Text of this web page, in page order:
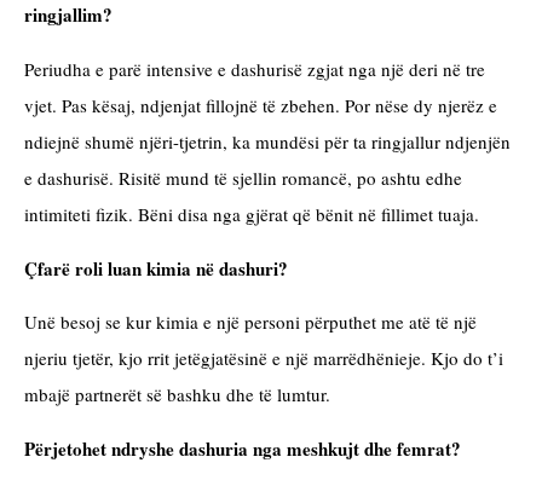
ringjallim?
Periudha e parë intensive e dashurisë zgjat nga një deri në tre
vjet. Pas kësaj, ndjenjat fillojnë të zbehen. Por nëse dy njerëz e
ndiejnë shumë njëri-tjetrin, ka mundësi për ta ringjallur ndjenjën
e dashurisë. Risitë mund të sjellin romancë, po ashtu edhe
intimiteti fizik. Bëni disa nga gjërat që bënit në fillimet tuaja.
Çfarë roli luan kimia në dashuri?
Unë besoj se kur kimia e një personi përputhet me atë të një
njeriu tjetër, kjo rrit jetëgjatësinë e një marrëdhënieje. Kjo do t’i
mbajë partnerët së bashku dhe të lumtur.
Përjetohet ndryshe dashuria nga meshkujt dhe femrat?